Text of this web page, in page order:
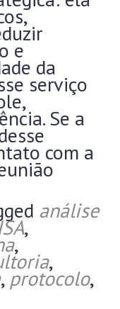
e
da
serviço
Se a
com a
análise
,
,
,
,protocolo,